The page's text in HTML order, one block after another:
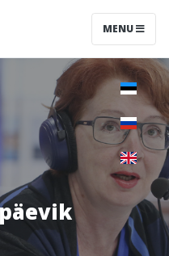
MENU